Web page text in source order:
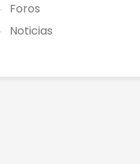
Foros
Noticias